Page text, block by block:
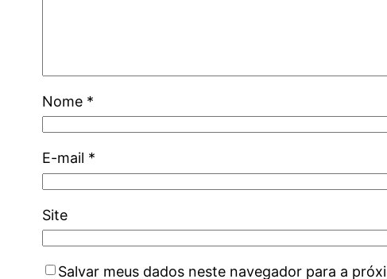
Nome *
E-mail *
Site
Salvar meus dados neste navegador para a